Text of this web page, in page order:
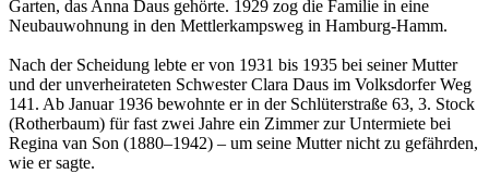
Garten, das Anna Daus gehörte. 1929 zog die Familie in eine
Neubauwohnung in den Mettlerkampsweg in Hamburg-Hamm.
Nach der Scheidung lebte er von 1931 bis 1935 bei seiner Mutter
und der unverheirateten Schwester Clara Daus im Volksdorfer Weg
141. Ab Januar 1936 bewohnte er in der Schlüterstraße 63, 3. Stock
(Rotherbaum) für fast zwei Jahre ein Zimmer zur Untermiete bei
Regina van Son (1880–1942) – um seine Mutter nicht zu gefährden,
wie er sagte.